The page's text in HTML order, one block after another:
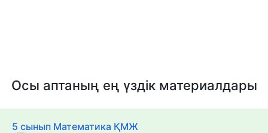
Осы аптаның ең үздік материалдары
5 сынып Математика ҚМЖ